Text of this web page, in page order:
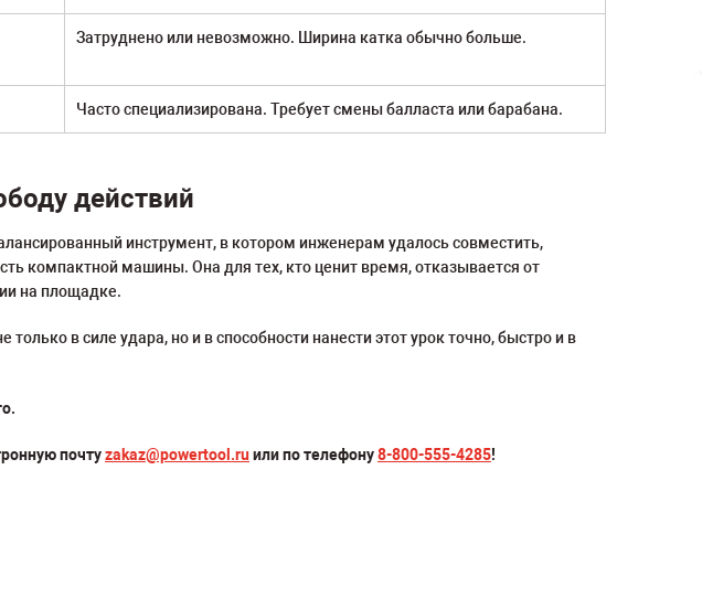
Затруднено или невозможно. Ширина катка обычно больше.
Часто специализирована. Требует смены балласта или барабана.
действий
инструмент, в котором инженерам удалось совместить,
компактной машины. Она для тех, кто ценит время, отказывается от
на площадке.
в силе удара, но и в способности нанести этот урок точно, быстро и в
почтуzakaz@powertool.ruили по телефону8-800-555-4285!